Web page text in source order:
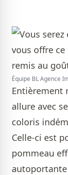
Équipe BL Agence
Entièrement
allure avec
coloris
Celle-ci est
pommeau